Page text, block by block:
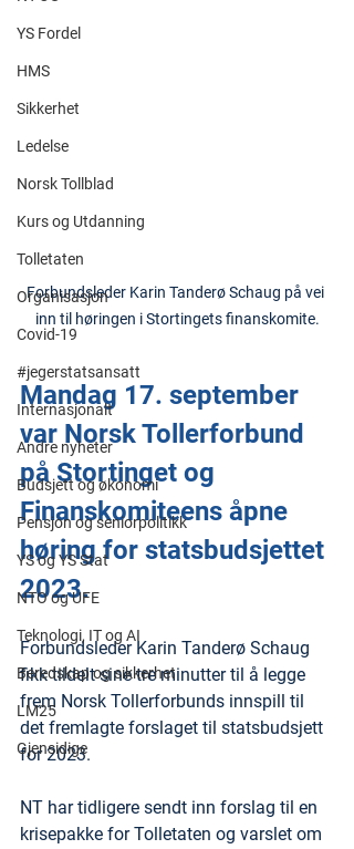
YS Fordel
HMS
Sikkerhet
Ledelse
Norsk Tollblad
Kurs og Utdanning
Tolletaten
Organisasjon
Covid-19
#jegerstatsansatt
Internasjonalt
Andre nyheter
Budsjett og økonomi
Pensjon og seniorpolitikk
YS og YS Stat
NTO og UFE
Teknologi, IT og AI
Beredskap og sikkerhet
LM25
Gjensidige
Forbundsleder Karin Tanderø Schaug på vei
inn til høringen i Stortingets finanskomite.
Mandag 17. september
var Norsk Tollerforbund
på Stortinget og
Finanskomiteens åpne
høring for statsbudsjettet
2023.
Forbundsleder Karin Tanderø Schaug
fikk tildelt sine tre minutter til å legge
frem Norsk Tollerforbunds innspill til
det fremlagte forslaget til statsbudsjett
for 2023.
NT har tidligere sendt inn forslag til en
krisepakke for Tolletaten og varslet om